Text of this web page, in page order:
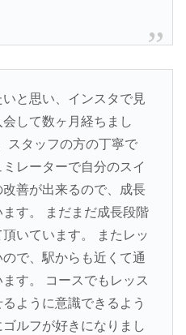
と思い、インスタで見
して数ヶ月経ちまし
スタッフの方の丁寧で
レーターで自分のスイ
善が出来るので、成長
す。 まだまだ成長段階
いています。 またレッ
で、駅からも近くて通
す。 コースでもレッス
ように意識できるよう
ルフが好きになりまし